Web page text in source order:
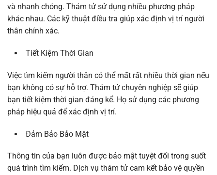
và nhanh chóng. Thám tử sử dụng nhiều phương pháp
khác nhau. Các kỹ thuật điều tra giúp xác định vị trí người
thân chính xác.
Tiết Kiệm Thời Gian
Việc tìm kiếm người thân có thể mất rất nhiều thời gian nếu
bạn không có sự hỗ trợ. Thám tử chuyên nghiệp sẽ giúp
bạn tiết kiệm thời gian đáng kể. Họ sử dụng các phương
pháp hiệu quả để xác định vị trí.
Đảm Bảo Bảo Mật
Thông tin của bạn luôn được bảo mật tuyệt đối trong suốt
quá trình tìm kiếm. Dịch vụ thám tử cam kết bảo vệ quyền